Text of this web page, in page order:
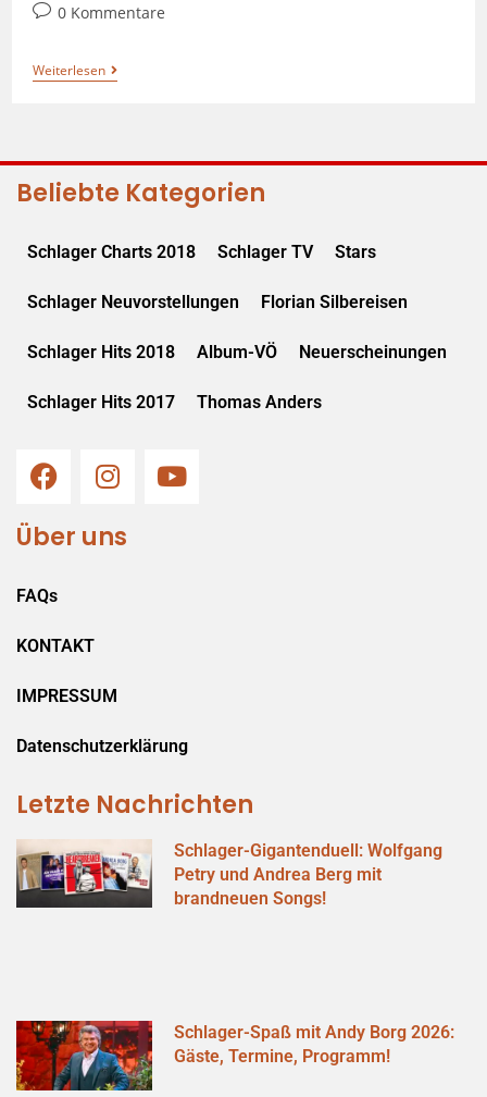
0 Kommentare
Weiterlesen
Beliebte Kategorien
Schlager Charts 2018 Schlager TV Stars
Schlager Neuvorstellungen Florian Silbereisen
Schlager Hits 2018 Album-VÖ Neuerscheinungen
Schlager Hits 2017 Thomas Anders
Über uns
FAQs
KONTAKT
IMPRESSUM
Datenschutzerklärung
Letzte Nachrichten
Schlager-Gigantenduell: Wolfgang
Petry und Andrea Berg mit
brandneuen Songs!
Schlager-Spaß mit Andy Borg 2026:
Gäste, Termine, Programm!